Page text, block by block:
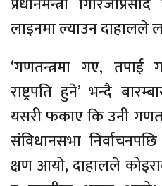
लाइनमा ल्याउन दाहालले
‘गणतन्त्रमा गए, तपाई
राष्ट्रपति हुने’ भन्दै
यसरी फकाए कि उनी
संविधानसभा
क्षण आयो, दाहालले